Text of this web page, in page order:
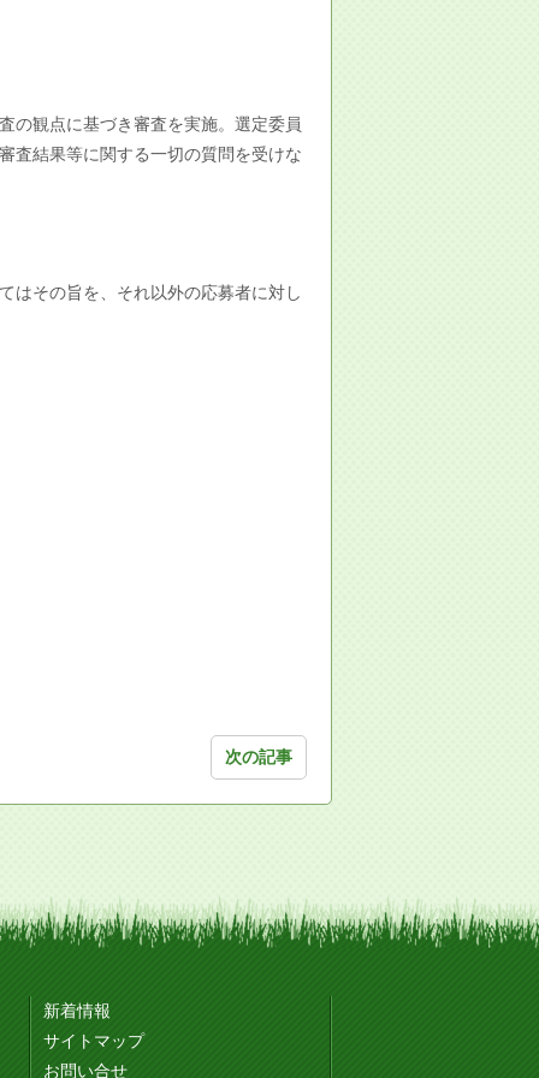
観点に基づき審査を実施。選定委員
査結果等に関する一切の質問を受けな
その旨を、それ以外の応募者に対し
次の記事
新着情報
サイトマップ
お問い合せ